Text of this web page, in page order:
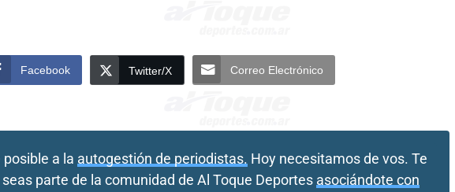
Facebook Twitter/X Correo Electrónico
posible a la autogestión de periodistas. Hoy necesitamos de vos. Te
parte de la comunidad de Al Toque Deportes asociándote con